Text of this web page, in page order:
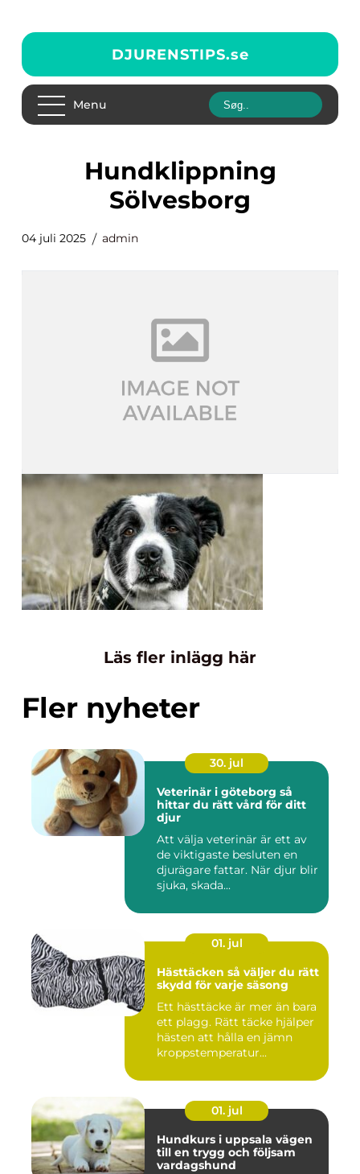
DJURENSTIPS.se
Menu
hundklippning
Sölvesborg
04 juli 2025 admin
Läs fler inlägg här
Fler nyheter
30. jul
Veterinär i göteborg så
hittar du rätt vård för ditt
djur
Att välja veterinär är ett av
de viktigaste besluten en
djurägare fattar. När djur blir
sjuka, skada...
01. jul
Hästtäcken så väljer du rätt
skydd för varje säsong
Ett hästtäcke är mer än bara
ett plagg. Rätt täcke hjälper
hästen att hålla en jämn
kroppstemperatur...
01. jul
Hundkurs i uppsala vägen
till en trygg och följsam
vardagshund